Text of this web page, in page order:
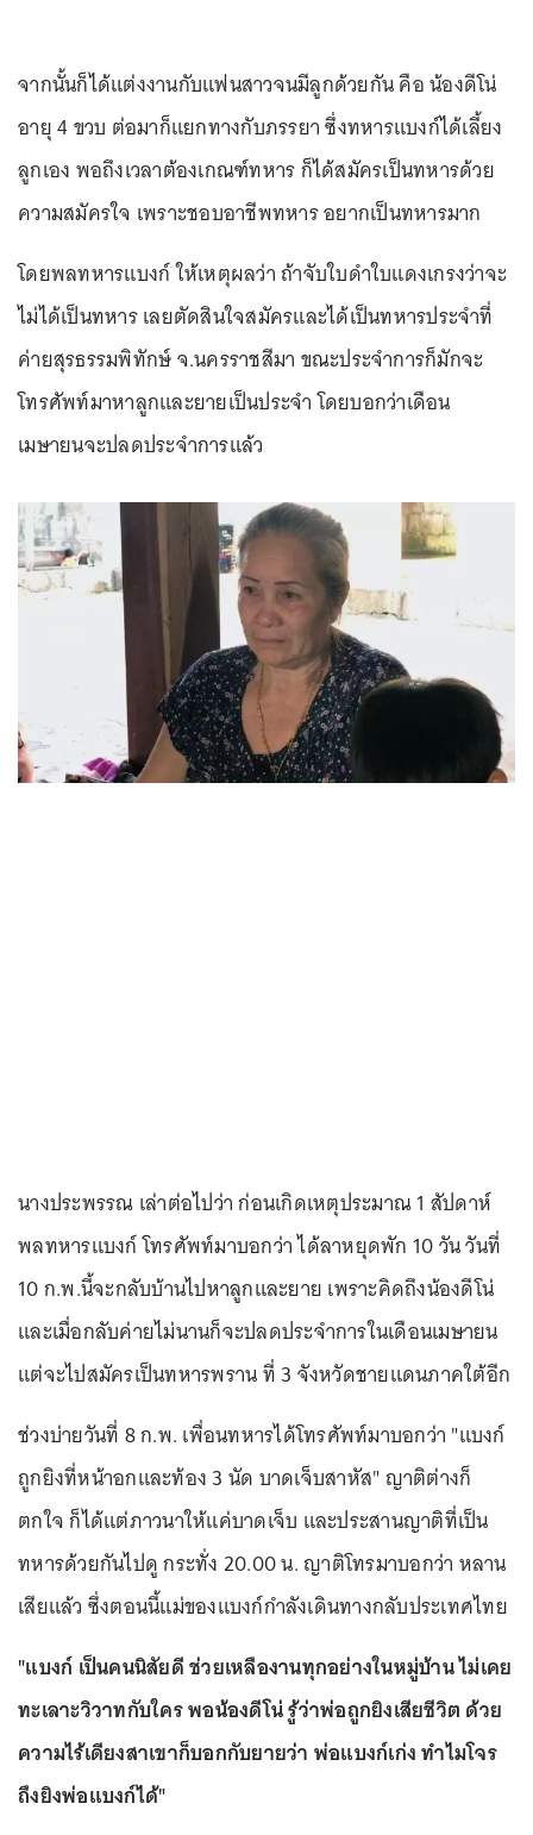
จากนั้นก็ได้แต่งงานกับแฟนสาวจนมีลูกด้วยกัน คือ น้องดีโน่
อายุ 4 ขวบ ต่อมาก็แยกทางกับภรรยา ซึ่งทหารแบงก์ได้เลี้ยง
ลูกเอง พอถึงเวลาต้องเกณฑ์ทหาร ก็ได้สมัครเป็นทหารด้วย
ความสมัครใจ เพราะชอบอาชีพทหาร อยากเป็นทหารมาก
โดยพลทหารแบงก์ ให้เหตุผลว่า ถ้าจับใบดำใบแดงเกรงว่าจะ
ไม่ได้เป็นทหาร เลยตัดสินใจสมัครและได้เป็นทหารประจำที่
ค่ายสุรธรรมพิทักษ์ จ.นครราชสีมา ขณะประจำการก็มักจะ
โทรศัพท์มาหาลูกและยายเป็นประจำ โดยบอกว่าเดือน
เมษายนจะปลดประจำการแล้ว
นางประพรรณ เล่าต่อไปว่า ก่อนเกิดเหตุประมาณ 1 สัปดาห์
พลทหารแบงก์ โทรศัพท์มาบอกว่า ได้ลาหยุดพัก 10 วัน วันที่
10 ก.พ.นี้จะกลับบ้านไปหาลูกและยาย เพราะคิดถึงน้องดีโน่
และเมื่อกลับค่ายไม่นานก็จะปลดประจำการในเดือนเมษายน
แต่จะไปสมัครเป็นทหารพราน ที่ 3 จังหวัดชายแดนภาคใต้อีก
ช่วงบ่ายวันที่ 8 ก.พ. เพื่อนทหารได้โทรศัพท์มาบอกว่า "แบงก์
ถูกยิงที่หน้าอกและท้อง 3 นัด บาดเจ็บสาหัส" ญาติต่างก็
ตกใจ ก็ได้แต่ภาวนาให้แค่บาดเจ็บ และประสานญาติที่เป็น
ทหารด้วยกันไปดู กระทั่ง 20.00 น. ญาติโทรมาบอกว่า หลาน
เสียแล้ว ซึ่งตอนนี้แม่ของแบงก์กำลังเดินทางกลับประเทศไทย
"แบงก์ เป็นคนนิสัยดี ช่วยเหลืองานทุกอย่างในหมู่บ้าน ไม่เคย
ทะเลาะวิวาทกับใคร พอน้องดีโน่ รู้ว่าพ่อถูกยิงเสียชีวิต ด้วย
ความไร้เดียงสาเขาก็บอกกับยายว่า พ่อแบงก์เก่ง ทำไมโจร
ถึงยิงพ่อแบงก์ได้"